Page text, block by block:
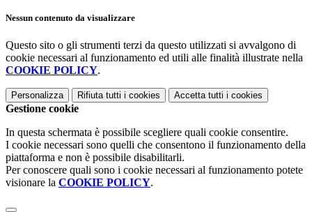
Nessun contenuto da visualizzare
Questo sito o gli strumenti terzi da questo utilizzati si avvalgono di
cookie necessari al funzionamento ed utili alle finalità illustrate nella
COOKIE POLICY.
Personalizza Rifiuta tutti i cookies Accetta tutti i cookies
Gestione cookie
In questa schermata è possibile scegliere quali cookie consentire.
I cookie necessari sono quelli che consentono il funzionamento della
piattaforma e non è possibile disabilitarli.
Per conoscere quali sono i cookie necessari al funzionamento potete
visionare la COOKIE POLICY.